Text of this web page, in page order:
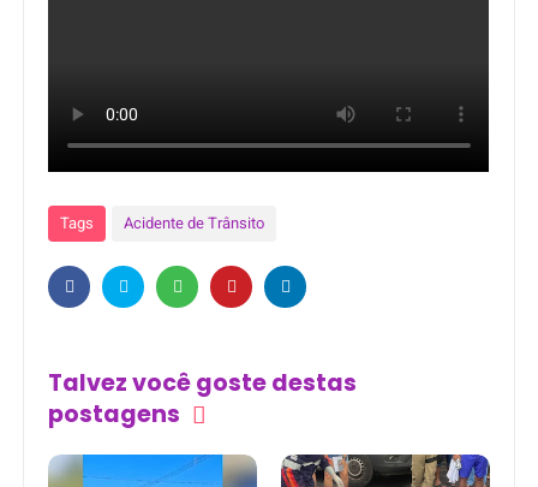
Tags Acidente de Trânsito
Talvez você goste destas
postagens